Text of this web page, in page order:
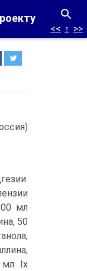
<< ↑ >>
мл
50
мл Ix